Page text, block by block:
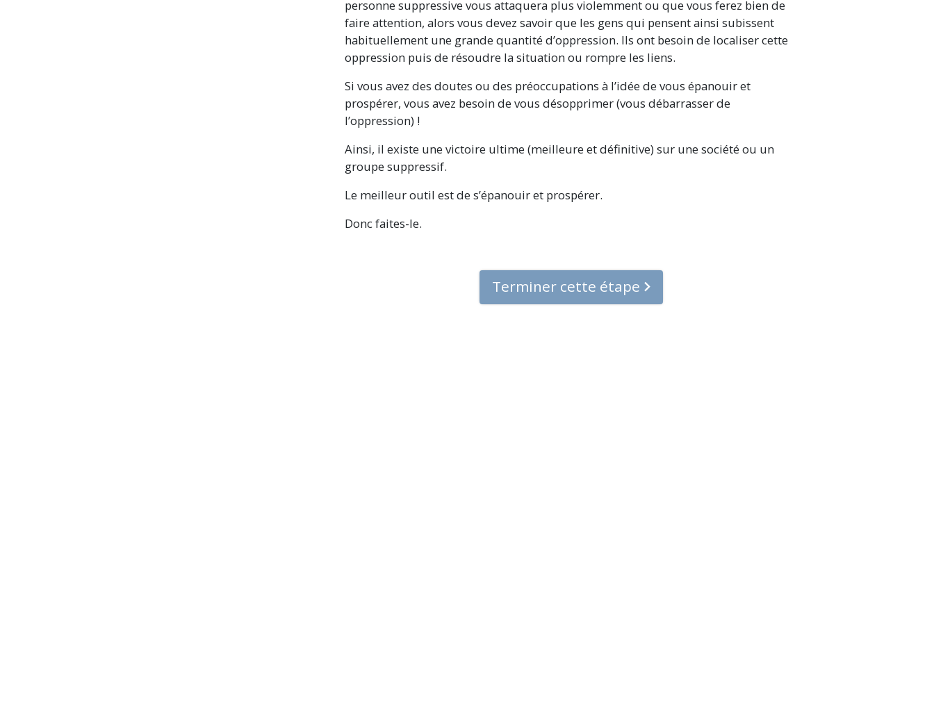
personne suppressive vous attaquera plus violemment ou que vous ferez bien de
faire attention, alors vous devez savoir que les gens qui pensent ainsi subissent
habituellement une grande quantité d’oppression. Ils ont besoin de localiser cette
oppression puis de résoudre la situation ou rompre les liens.
Si vous avez des doutes ou des préoccupations à l’idée de vous épanouir et
prospérer, vous avez besoin de vous désopprimer (vous débarrasser de
l’oppression) !
Ainsi, il existe une victoire ultime (meilleure et définitive) sur une société ou un
groupe suppressif.
Le meilleur outil est de s’épanouir et prospérer.
Donc faites-le.
Terminer cette étape